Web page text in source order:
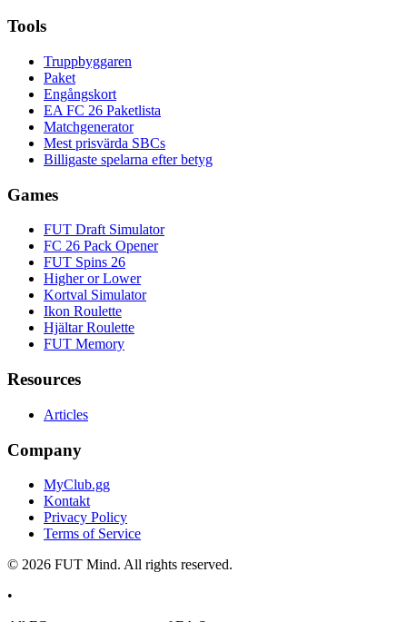
Tools
Truppbyggaren
Paket
Engångskort
EA FC 26 Paketlista
Matchgenerator
Mest prisvärda SBCs
Billigaste spelarna efter betyg
Games
FUT Draft Simulator
FC 26 Pack Opener
FUT Spins 26
Higher or Lower
Kortval Simulator
Ikon Roulette
Hjältar Roulette
FUT Memory
Resources
Articles
Company
MyClub.gg
Kontakt
Privacy Policy
Terms of Service
© 2026 FUT Mind. All rights reserved.
•